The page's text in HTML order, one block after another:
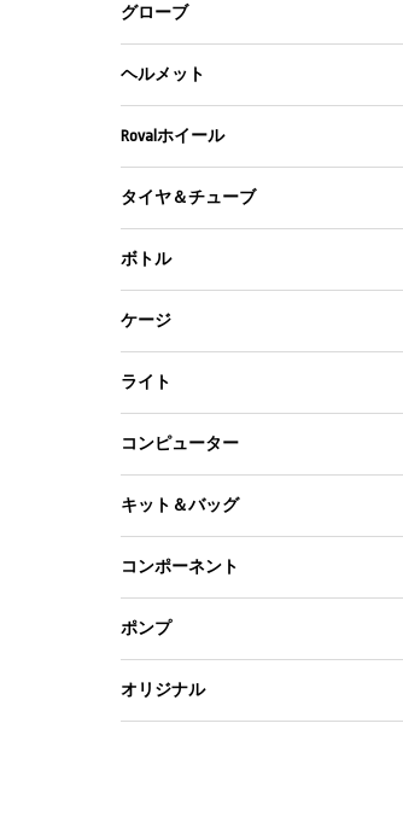
グローブ
ヘルメット
Rovalホイール
タイヤ＆チューブ
ボトル
ケージ
ライト
コンピューター
キット＆バッグ
コンポーネント
ポンプ
オリジナル